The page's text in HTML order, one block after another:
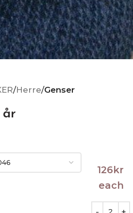
Herre Genser
år
126kr
each